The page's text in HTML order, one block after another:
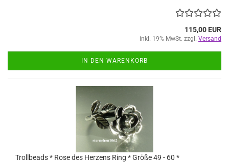
115,00 EUR
inkl. 19% MwSt. zzgl. Versand
IN DEN WARENKORB
Trollbeads * Rose des Herzens Ring * Größe 49 - 60 *